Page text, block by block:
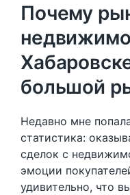
Почему
большой
Недавно мне
статистика:
сделок с
эмоции
удивительно, что